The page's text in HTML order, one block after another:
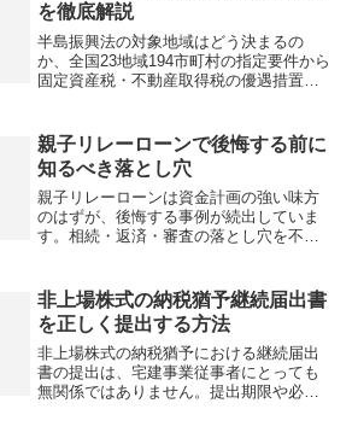
を徹底解説
半島振興法の対象地域はどう決まるの
か、全国23地域194市町村の指定要件から
固定資産税・不動産取得税の優遇措置ま
遇をフル活用できていますか？
親子リレーローンで後悔する前に
知るべき落とし穴
親子リレーローンは資金計画の強い味方
のはずが、後悔する事例が続出していま
す。相続・返済・審査の落とし穴を不動
非上場株式の納税猶予継続届出書
を正しく提出する方法
非上場株式の納税猶予における継続届出
書の提出は、宅建事業従事者にとっても
無関係ではありません。提出期限や必要